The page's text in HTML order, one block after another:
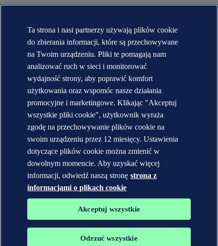
Kariera
Raporty roczne [English]
KONTAKT:
Lokalizator biur
Veracity.com
Polityka prywatności
Regulamin strony
Copyright © DNV AS 2026
Informacje o plikach cookies
Ta strona i nasi partnerzy używają plików cookie
do zbierania informacji, które są przechowywane
na Twoim urządzeniu. Pliki te pomagają nam
analizować ruch w sieci i monitorować
wydajność strony, aby poprawić komfort
użytkowania oraz wspomóc nasze działania
promocyjne i marketingowe. Klikając "Akceptuj
wszystkie pliki cookie", użytkownik wyraża
zgodę na przechowywanie plików cookie na
swoim urządzeniu przez 12 miesięcy. Ustawienia
dotyczące plików cookie można zmienić w
dowolnym momencie. Aby uzyskać więcej
informacji, odwiedź naszą stronę strona z
informacjami o plikach cookie
Akceptuj wszystkie
Odrzuć wszystkie